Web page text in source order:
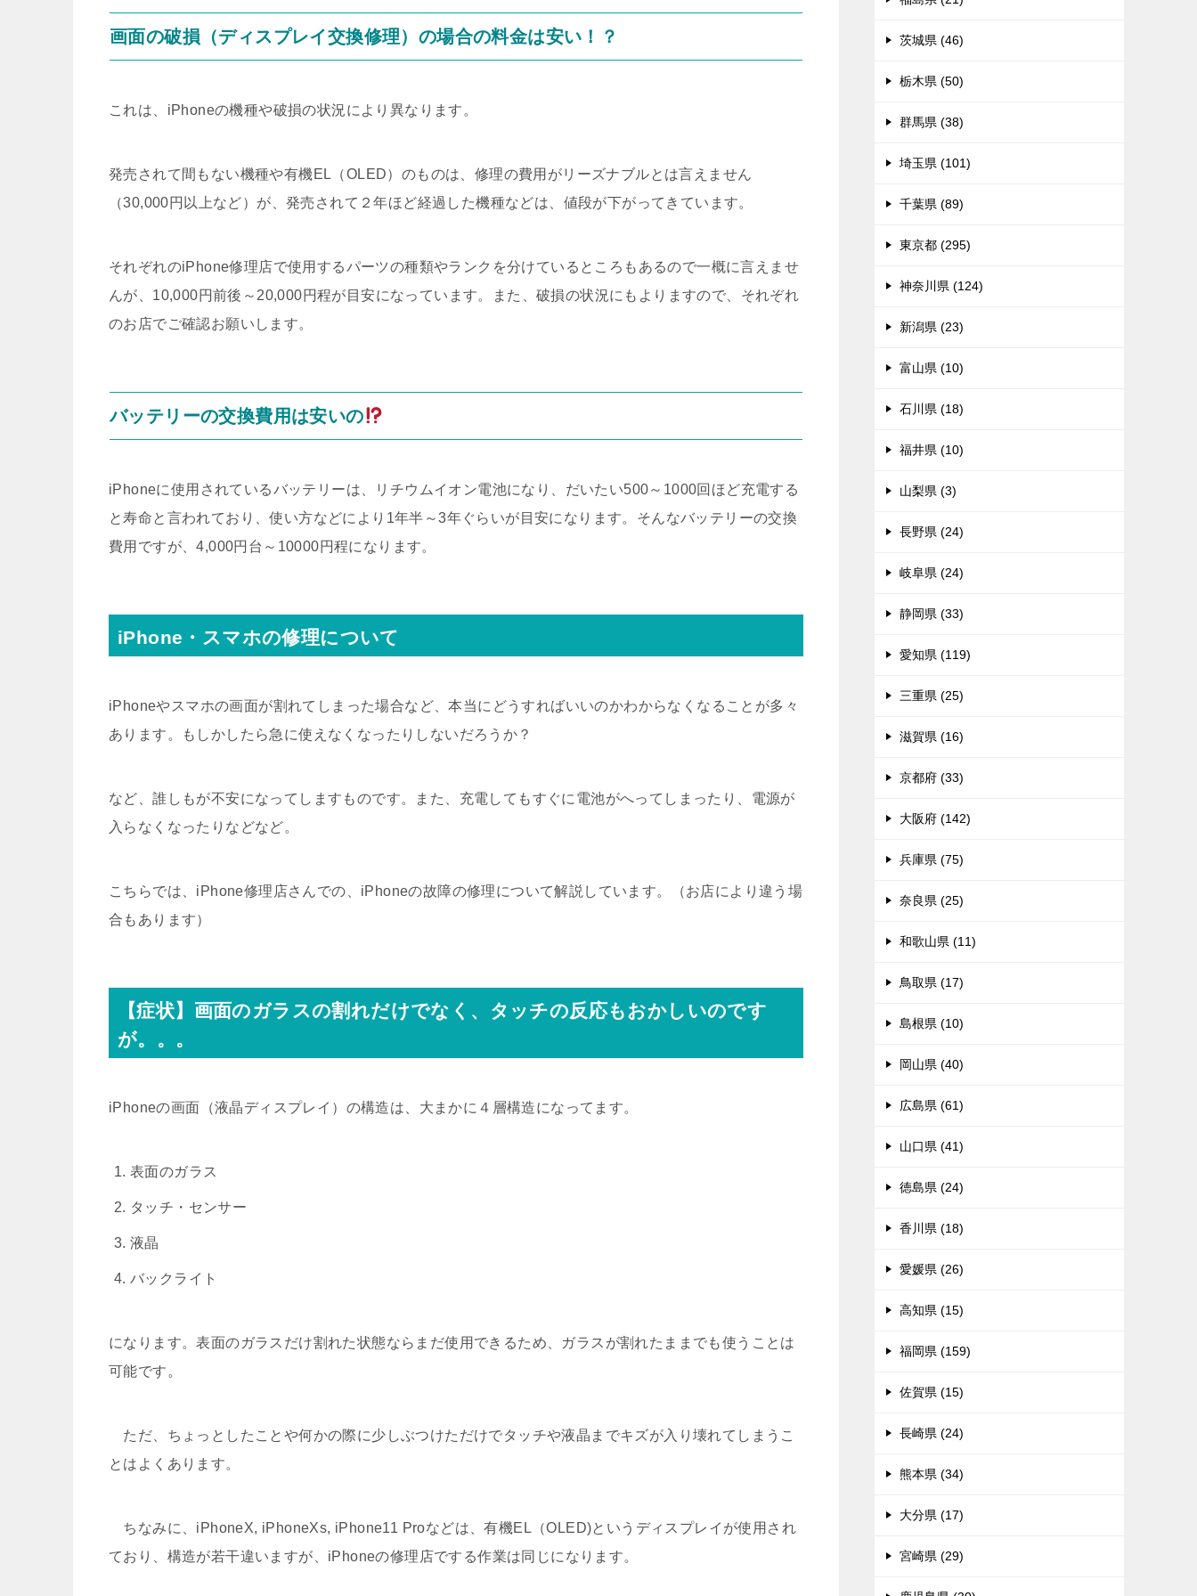
画面の破損（ディスプレイ交換修理）の場合の料金は安い！？
これは、iPhoneの機種や破損の状況により異なります。
発売されて間もない機種や有機EL（OLED）のものは、修理の費用がリーズナブルとは言えません
（30,000円以上など）が、発売されて２年ほど経過した機種などは、値段が下がってきています。
それぞれのiPhone修理店で使用するパーツの種類やランクを分けているところもあるので一概に言えませ
んが、10,000円前後～20,000円程が目安になっています。また、破損の状況にもよりますので、それぞれ
のお店でご確認お願いします。
バッテリーの交換費用は安いの
iPhoneに使用されているバッテリーは、リチウムイオン電池になり、だいたい500～1000回ほど充電する
と寿命と言われており、使い方などにより1年半～3年ぐらいが目安になります。そんなバッテリーの交換
費用ですが、4,000円台～10000円程になります。
iPhone・スマホの修理について
iPhoneやスマホの画面が割れてしまった場合など、本当にどうすればいいのかわからなくなることが多々
あります。もしかしたら急に使えなくなったりしないだろうか？
など、誰しもが不安になってしますものです。また、充電してもすぐに電池がへってしまったり、電源が
入らなくなったりなどなど。
こちらでは、iPhone修理店さんでの、iPhoneの故障の修理について解説しています。（お店により違う場
合もあります）
【症状】画面のガラスの割れだけでなく、タッチの反応もおかしいのです
が。。。
iPhoneの画面（液晶ディスプレイ）の構造は、大まかに４層構造になってます。
表面のガラス
タッチ・センサー
液晶
バックライト
になります。表面のガラスだけ割れた状態ならまだ使用できるため、ガラスが割れたままでも使うことは
可能です。
ただ、ちょっとしたことや何かの際に少しぶつけただけでタッチや液晶までキズが入り壊れてしまうこ
とはよくあります。
ちなみに、iPhoneX, iPhoneXs, iPhone11 Proなどは、有機EL（OLED)というディスプレイが使用され
ており、構造が若干違いますが、iPhoneの修理店でする作業は同じになります。
茨城県 (46)
栃木県 (50)
群馬県 (38)
埼玉県 (101)
千葉県 (89)
東京都 (295)
神奈川県 (124)
新潟県 (23)
富山県 (10)
石川県 (18)
福井県 (10)
山梨県 (3)
長野県 (24)
岐阜県 (24)
静岡県 (33)
愛知県 (119)
三重県 (25)
滋賀県 (16)
京都府 (33)
大阪府 (142)
兵庫県 (75)
奈良県 (25)
和歌山県 (11)
鳥取県 (17)
島根県 (10)
岡山県 (40)
広島県 (61)
山口県 (41)
徳島県 (24)
香川県 (18)
愛媛県 (26)
高知県 (15)
福岡県 (159)
佐賀県 (15)
長崎県 (24)
熊本県 (34)
大分県 (17)
宮崎県 (29)